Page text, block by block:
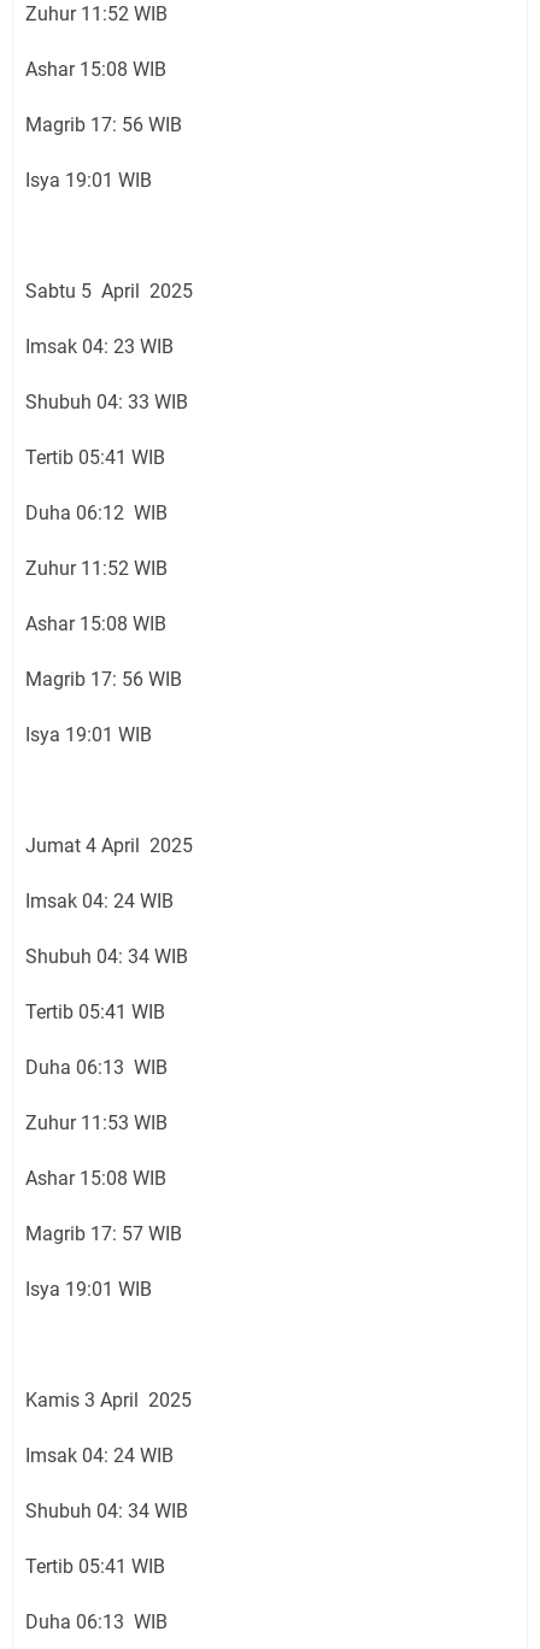
Zuhur 11:52 WIB
Ashar 15:08 WIB
Magrib 17: 56 WIB
Isya 19:01 WIB
Sabtu 5 April 2025
Imsak 04: 23 WIB
Shubuh 04: 33 WIB
Tertib 05:41 WIB
Duha 06:12 WIB
Zuhur 11:52 WIB
Ashar 15:08 WIB
Magrib 17: 56 WIB
Isya 19:01 WIB
Jumat 4 April 2025
Imsak 04: 24 WIB
Shubuh 04: 34 WIB
Tertib 05:41 WIB
Duha 06:13 WIB
Zuhur 11:53 WIB
Ashar 15:08 WIB
Magrib 17: 57 WIB
Isya 19:01 WIB
Kamis 3 April 2025
Imsak 04: 24 WIB
Shubuh 04: 34 WIB
Tertib 05:41 WIB
Duha 06:13 WIB